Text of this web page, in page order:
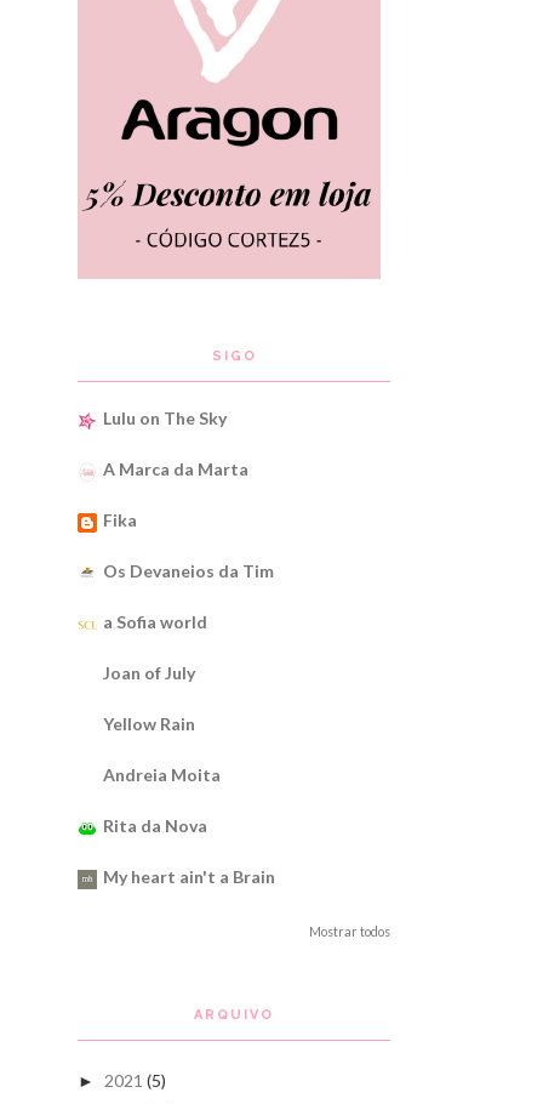
SIGO
Lulu on The Sky
A Marca da Marta
Fika
Os Devaneios da Tim
a Sofia world
Joan of July
Yellow Rain
Andreia Moita
Rita da Nova
My heart ain't a Brain
Mostrar todos
ARQUIVO
► 2021 (5)